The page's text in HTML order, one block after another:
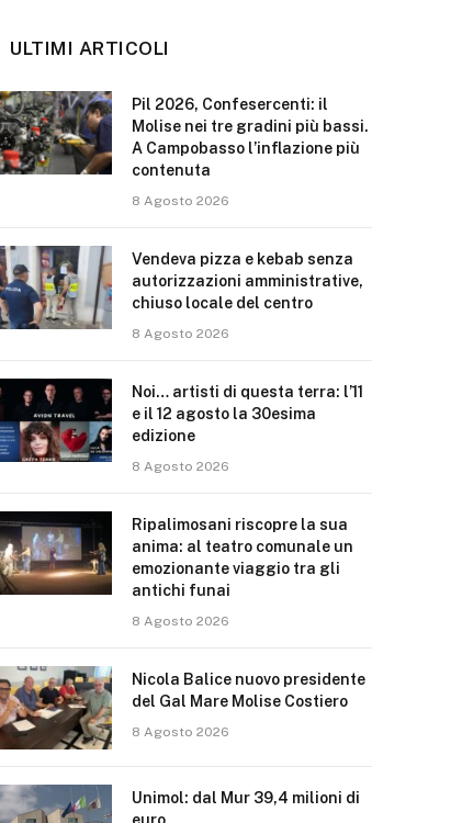
ULTIMI ARTICOLI
Pil 2026, Confesercenti: il
Molise nei tre gradini più bassi.
A Campobasso l’inflazione più
contenuta
8 Agosto 2026
Vendeva pizza e kebab senza
autorizzazioni amministrative,
chiuso locale del centro
8 Agosto 2026
Noi… artisti di questa terra: l’11
e il 12 agosto la 30esima
edizione
8 Agosto 2026
Ripalimosani riscopre la sua
anima: al teatro comunale un
emozionante viaggio tra gli
antichi funai
8 Agosto 2026
Nicola Balice nuovo presidente
del Gal Mare Molise Costiero
8 Agosto 2026
Unimol: dal Mur 39,4 milioni di